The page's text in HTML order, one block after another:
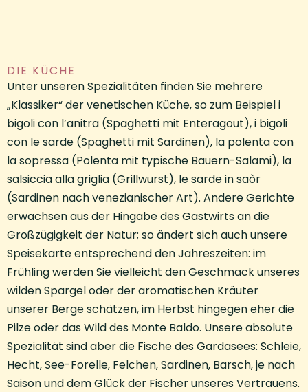
DIE KÜCHE
Unter unseren Spezialitäten finden Sie mehrere
„Klassiker“ der venetischen Küche, so zum Beispiel i
bigoli con l’anitra (Spaghetti mit Enteragout), i bigoli
con le sarde (Spaghetti mit Sardinen), la polenta con
la sopressa (Polenta mit typische Bauern-Salami), la
salsiccia alla griglia (Grillwurst), le sarde in saòr
(Sardinen nach venezianischer Art). Andere Gerichte
erwachsen aus der Hingabe des Gastwirts an die
Großzügigkeit der Natur; so ändert sich auch unsere
Speisekarte entsprechend den Jahreszeiten: im
Frühling werden Sie vielleicht den Geschmack unseres
wilden Spargel oder der aromatischen Kräuter
unserer Berge schätzen, im Herbst hingegen eher die
Pilze oder das Wild des Monte Baldo. Unsere absolute
Spezialität sind aber die Fische des Gardasees: Schleie,
Hecht, See-Forelle, Felchen, Sardinen, Barsch, je nach
Saison und dem Glück der Fischer unseres Vertrauens.